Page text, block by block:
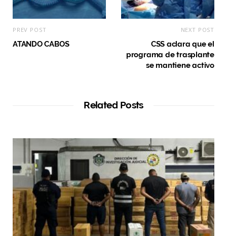
PREV POST
ATANDO CABOS
NEXT POST
CSS aclara que el
programa de trasplante
se mantiene activo
Related Posts